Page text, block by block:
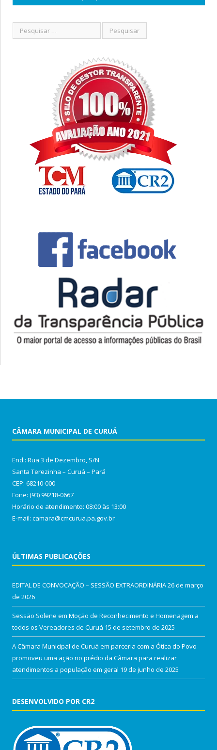
CÂMARA MUNICIPAL DE CURUÁ
End.: Rua 3 de Dezembro, S/N
Santa Terezinha – Curuá – Pará
CEP: 68210-000
Fone: (93) 99218-0667
Horário de atendimento: 08:00 às 13:00
E-mail: camara@cmcurua.pa.gov.br
ÚLTIMAS PUBLICAÇÕES
EDITAL DE CONVOCAÇÃO – SESSÃO EXTRAORDINÁRIA26 de março
de 2026
Sessão Solene em Moção de Reconhecimento e Homenagem a
todos os Vereadores de Curuá 15 de setembro de 2025
A Câmara Municipal de Curuá em parceria com a Ótica do Povo
promoveu uma ação no prédio da Câmara para realizar
atendimentos a população em geral 19 de junho de 2025
DESENVOLVIDO POR CR2